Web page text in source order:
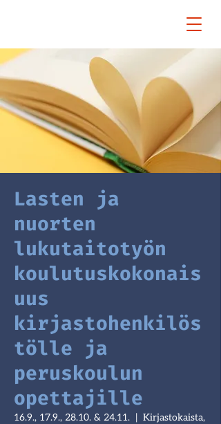
Lasten ja
nuorten
lukutaitotyön
koulutuskokonais
uus
kirjastohenkilös
tölle ja
peruskoulun
opettajille
16.9., 17.9., 28.10. & 24.11.
  |
Kirjastokaista,